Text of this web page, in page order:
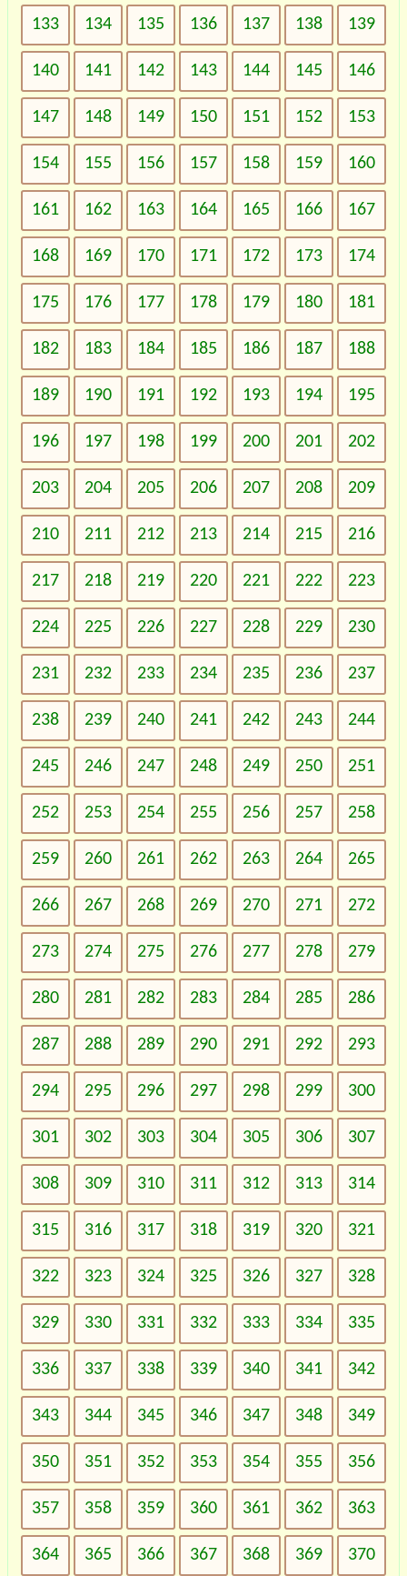
133 134 135 136 137 138 139
140 141 142 143 144 145 146
147 148 149 150 151 152 153
154 155 156 157 158 159 160
161 162 163 164 165 166 167
168 169 170 171 172 173 174
175 176 177 178 179 180 181
182 183 184 185 186 187 188
189 190 191 192 193 194 195
196 197 198 199 200 201 202
203 204 205 206 207 208 209
210 211 212 213 214 215 216
217 218 219 220 221 222 223
224 225 226 227 228 229 230
231 232 233 234 235 236 237
238 239 240 241 242 243 244
245 246 247 248 249 250 251
252 253 254 255 256 257 258
259 260 261 262 263 264 265
266 267 268 269 270 271 272
273 274 275 276 277 278 279
280 281 282 283 284 285 286
287 288 289 290 291 292 293
294 295 296 297 298 299 300
301 302 303 304 305 306 307
308 309 310 311 312 313 314
315 316 317 318 319 320 321
322 323 324 325 326 327 328
329 330 331 332 333 334 335
336 337 338 339 340 341 342
343 344 345 346 347 348 349
350 351 352 353 354 355 356
357 358 359 360 361 362 363
364 365 366 367 368 369 370